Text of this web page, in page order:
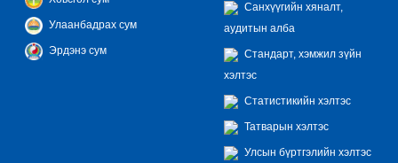
Улаанбадрах сум
Эрдэнэ сум
Санхүүгийн хяналт,
аудитын алба
Стандарт, хэмжил зүйн
хэлтэс
Статистикийн хэлтэс
Татварын хэлтэс
Улсын бүртгэлийн хэлтэс